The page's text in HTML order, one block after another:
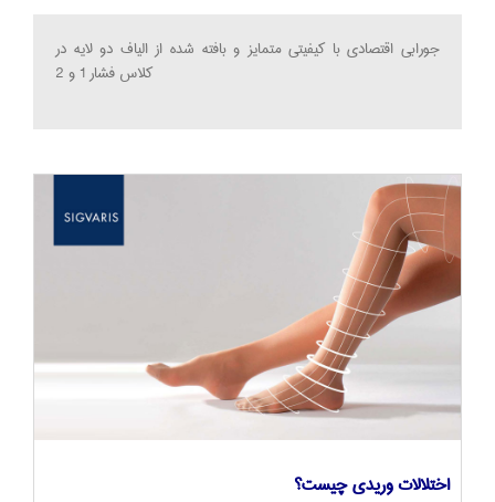
جورابی اقتصادی با کیفیتی متمایز و بافته شده از الیاف دو لایه در
کلاس فشار 1 و 2
اختلالات وریدی چیست؟